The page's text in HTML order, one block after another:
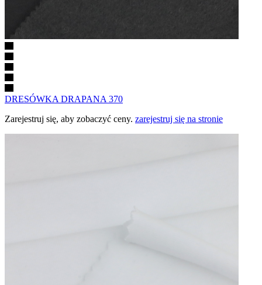
DRESÓWKA DRAPANA 370
Zarejestruj się, aby zobaczyć ceny. zarejestruj się na stronie